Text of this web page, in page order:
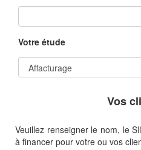
Votre étude
Vos
Veuillez renseigner le nom, le
à financer pour votre ou vos